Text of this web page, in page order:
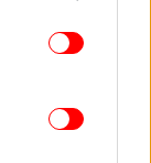
may click to
tags to
below Google